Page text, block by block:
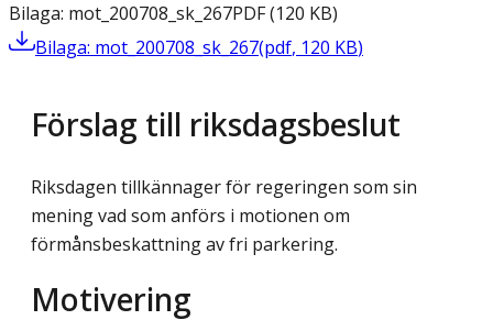
Bilaga: mot_200708_sk_267PDF(120 KB)
Bilaga: mot_200708_sk_267(pdf, 120 KB)
Förslag till riksdagsbeslut
Riksdagen tillkännager för regeringen som sin
mening vad som anförs i motionen om
förmånsbeskattning av fri parkering.
Motivering